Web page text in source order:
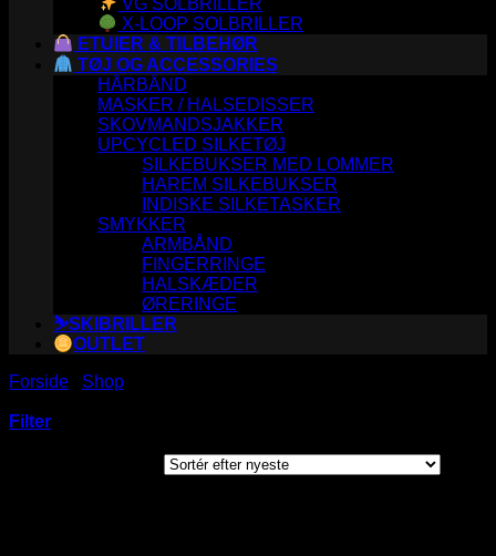
X-LOOP SOLBRILLER
ETUIER & TILBEHØR
TØJ OG ACCESSORIES
HÅRBÅND
MASKER / HALSEDISSER
SKOVMANDSJAKKER
UPCYCLED SILKETØJ
SILKEBUKSER MED LOMMER
HAREM SILKEBUKSER
INDISKE SILKETASKER
SMYKKER
ARMBÅND
FINGERRINGE
HALSKÆDER
ØRERINGE
⛷️SKIBRILLER
OUTLET
Forside
Shop
Filter
Sorteret